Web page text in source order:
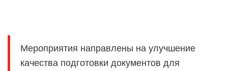
Мероприятия направлены на улучшение
качества подготовки документов для